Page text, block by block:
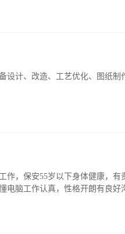
设计、改造、工艺优化、图纸
作，保安55岁以下身体健康，
电脑工作认真，性格开朗有良好